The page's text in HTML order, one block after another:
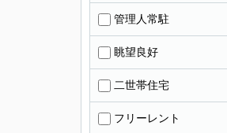
管理人常駐
眺望良好
二世帯住宅
フリーレント